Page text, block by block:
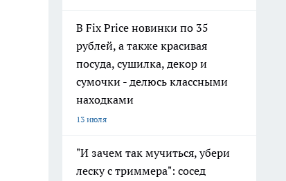
В Fix Price новинки по 35
рублей, а также красивая
посуда, сушилка, декор и
сумочки - делюсь классными
находками
13 июля
"И зачем так мучиться, убери
леску с триммера": сосед